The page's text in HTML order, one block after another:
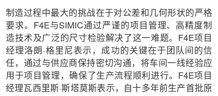
制造过程中最大的挑战在于对公差和几何形状的严格
要求。F4E与SIMIC通过严谨的项目管理、高精度制
造技术及广泛的尺寸检验解决了这一难题。F4E项目
经理洛朗·格里尼表示，成功的关键在于团队间的信
任，通过与供应商保持密切沟通，将车间一线经验应
用于项目管理，确保了生产流程顺利进行。F4E项目
经理瓦西里斯·斯塔莫斯表示，自十多年前生产首批原